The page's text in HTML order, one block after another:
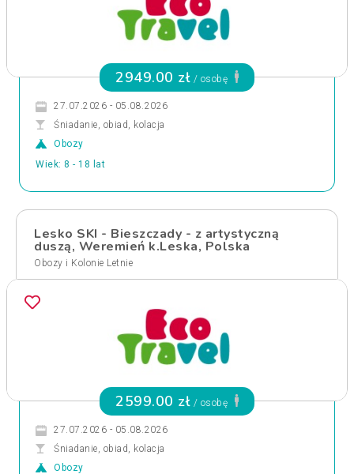
2949.00 zł / osobę
27.07.2026 - 05.08.2026
Śniadanie, obiad, kolacja
Obozy
Wiek: 8 - 18 lat
Lesko SKI - Bieszczady - z artystyczną
duszą, Weremień k.Leska, Polska
Obozy i Kolonie Letnie
2599.00 zł / osobę
27.07.2026 - 05.08.2026
Śniadanie, obiad, kolacja
Obozy